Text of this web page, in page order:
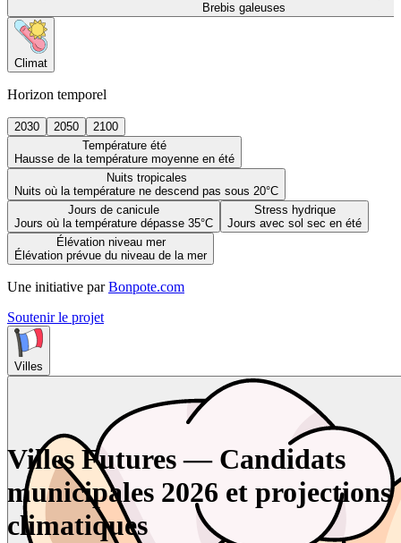
Brebis galeuses
Climat
Horizon temporel
2030 2050
2100
Température été
Hausse de la température moyenne en été
Nuits tropicales
Nuits où la température ne descend pas sous 20°C
Jours de canicule
Jours où la température dépasse 35°C
Stress hydrique
Jours avec sol sec en été
Élévation niveau mer
Élévation prévue du niveau de la mer
Une initiative par Bonpote.com
Soutenir le projet
Villes
Villes Futures — Candidats
municipales 2026 et projections
climatiques